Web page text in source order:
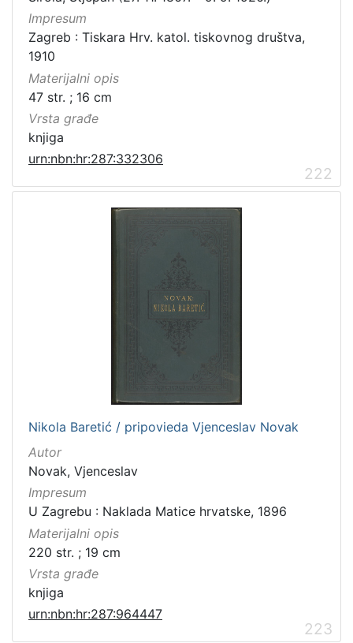
Impresum
Zagreb : Tiskara Hrv. katol. tiskovnog društva,
1910
Materijalni opis
47 str. ; 16 cm
Vrsta građe
knjiga
urn:nbn:hr:287:332306
222
Nikola Baretić / pripovieda Vjenceslav Novak
Autor
Novak, Vjenceslav
Impresum
U Zagrebu : Naklada Matice hrvatske, 1896
Materijalni opis
220 str. ; 19 cm
Vrsta građe
knjiga
urn:nbn:hr:287:964447
223